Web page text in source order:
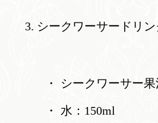
シークワーサードリン
シークワーサー果
水：150ml